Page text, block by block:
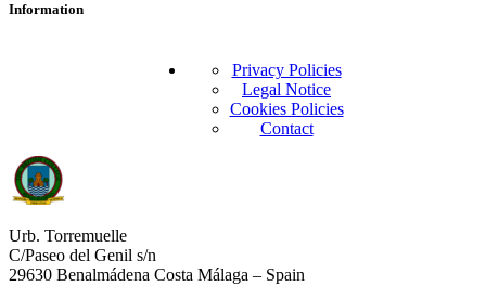
Information
Privacy Policies
Legal Notice
Cookies Policies
Contact
Urb. Torremuelle
C/Paseo del Genil s/n
29630 Benalmádena Costa Málaga – Spain